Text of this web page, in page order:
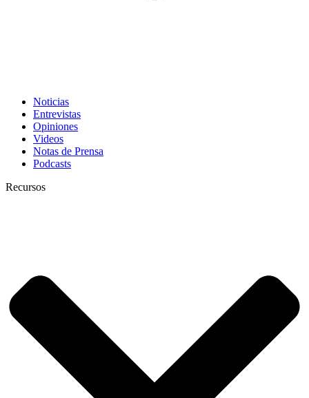
Noticias
Entrevistas
Opiniones
Videos
Notas de Prensa
Podcasts
Recursos